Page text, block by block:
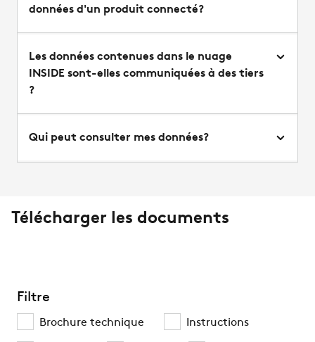
données d'un produit connecté?
Les données contenues dans le nuage
INSIDE sont-elles communiquées à des tiers
?
Qui peut consulter mes données?
Télécharger les documents
Filtre
Brochure technique Instructions